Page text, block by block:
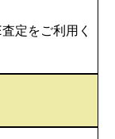
定をご利用く